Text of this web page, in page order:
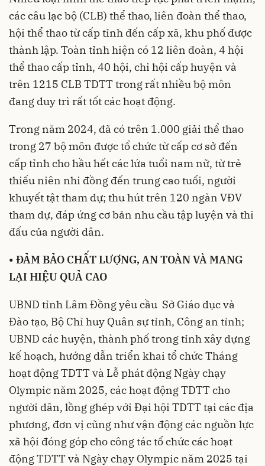
các câu lạc bộ (CLB) thể thao, liên đoàn thể thao,
hội thể thao từ cấp tỉnh đến cấp xã, khu phố được
thành lập. Toàn tỉnh hiện có 12 liên đoàn, 4 hội
thể thao cấp tỉnh, 40 hội, chi hội cấp huyện và
trên 1215 CLB TDTT trong rất nhiều bộ môn
đang duy trì rất tốt các hoạt động.
Trong năm 2024, đã có trên 1.000 giải thể thao
trong 27 bộ môn được tổ chức từ cấp cơ sở đến
cấp tỉnh cho hầu hết các lứa tuổi nam nữ, từ trẻ
thiếu niên nhi đồng đến trung cao tuổi, người
khuyết tật tham dự; thu hút trên 120 ngàn VĐV
tham dự, đáp ứng cơ bản nhu cầu tập luyện và thi
đấu của người dân.
• ĐẢM BẢO CHẤT LƯỢNG, AN TOÀN VÀ MANG
LẠI HIỆU QUẢ CAO
UBND tỉnh Lâm Đồng yêu cầu Sở Giáo dục và
Đào tạo, Bộ Chỉ huy Quân sự tỉnh, Công an tỉnh;
UBND các huyện, thành phố trong tỉnh xây dựng
kế hoạch, hướng dẫn triển khai tổ chức Tháng
hoạt động TDTT và Lễ phát động Ngày chạy
Olympic năm 2025, các hoạt động TDTT cho
người dân, lồng ghép với Đại hội TDTT tại các địa
phương, đơn vị cũng như vận động các nguồn lực
xã hội đóng góp cho công tác tổ chức các hoạt
động TDTT và Ngày chạy Olympic năm 2025 tại